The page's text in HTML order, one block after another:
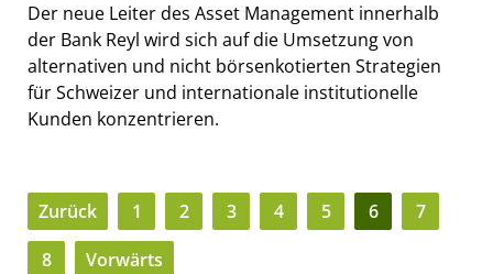
Der neue Leiter des Asset Management innerhalb
der Bank Reyl wird sich auf die Umsetzung von
alternativen und nicht börsenkotierten Strategien
für Schweizer und internationale institutionelle
Kunden konzentrieren.
Zurück 1 2 3 4 5 6
7
8
Vorwärts